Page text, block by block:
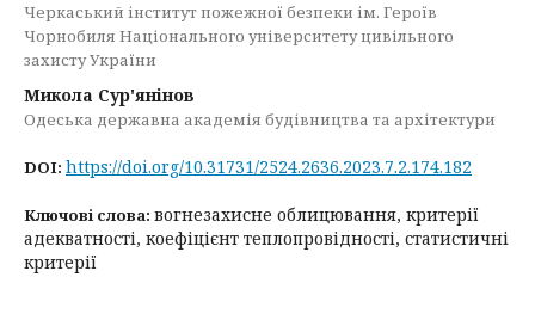
Черкаський інститут пожежної безпеки ім. Героїв
Чорнобиля Національного університету цивільного
захисту України
Микола Сур'янінов
Одеська державна академія будівництва та архітектури
DOI: https://doi.org/10.31731/2524.2636.2023.7.2.174.182
Ключові слова: вогнезахисне облицювання, критерії
адекватності, коефіцієнт теплопровідності, статистичні
критерії